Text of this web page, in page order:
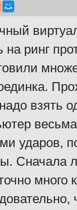
на ринг
взять
ударов,
Сначала